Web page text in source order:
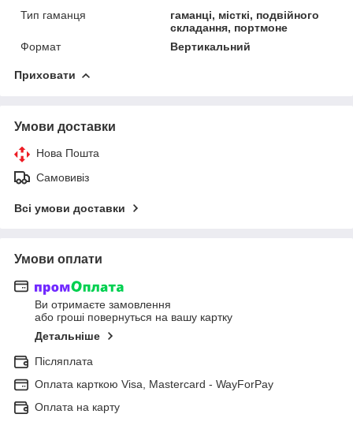
Тип гаманця
гаманці, місткі, подвійного
складання, портмоне
Формат
Вертикальний
Приховати
Умови доставки
Нова Пошта
Самовивіз
Всі умови доставки
Умови оплати
Ви отримаєте замовлення
або гроші повернуться на вашу картку
Детальніше
Післяплата
Оплата карткою Visa, Mastercard - WayForPay
Оплата на карту